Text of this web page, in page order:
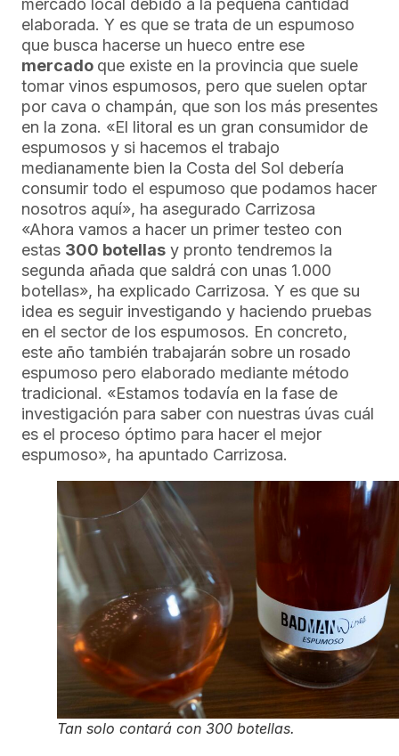
mercado local debido a la pequeña cantidad
elaborada. Y es que se trata de un espumoso
que busca hacerse un hueco entre ese
mercado que existe en la provincia que suele
tomar vinos espumosos, pero que suelen optar
por cava o champán, que son los más presentes
en la zona. «El litoral es un gran consumidor de
espumosos y si hacemos el trabajo
medianamente bien la Costa del Sol debería
consumir todo el espumoso que podamos hacer
nosotros aquí», ha asegurado Carrizosa
«Ahora vamos a hacer un primer testeo con
estas 300 botellas y pronto tendremos la
segunda añada que saldrá con unas 1.000
botellas», ha explicado Carrizosa. Y es que su
idea es seguir investigando y haciendo pruebas
en el sector de los espumosos. En concreto,
este año también trabajarán sobre un rosado
espumoso pero elaborado mediante método
tradicional. «Estamos todavía en la fase de
investigación para saber con nuestras úvas cuál
es el proceso óptimo para hacer el mejor
espumoso», ha apuntado Carrizosa.
Tan solo contará con 300 botellas.